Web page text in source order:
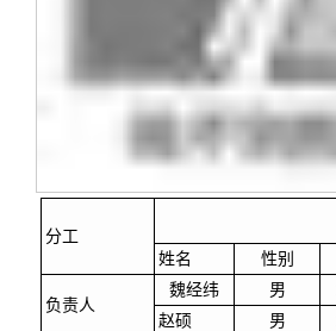
义工计划
新媒体平台
青春风采
校友文苑
校友视界
信息化服务
三创大赛
总会简介
会长致辞
理事会名单
关闭
分工
姓名
性别
负责人
魏经纬 男
赵硕
男